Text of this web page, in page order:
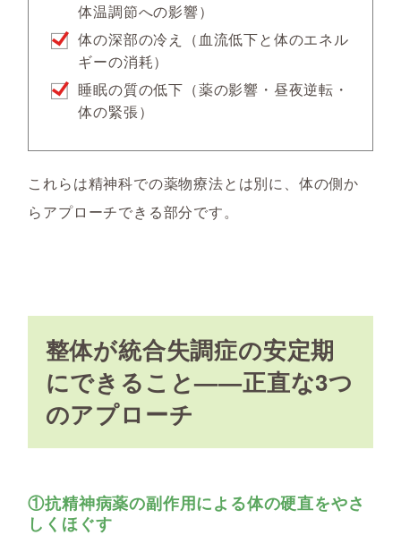
体温調節への影響）
体の深部の冷え（血流低下と体のエネル
ギーの消耗）
睡眠の質の低下（薬の影響・昼夜逆転・
体の緊張）
これらは精神科での薬物療法とは別に、体の側か
らアプローチできる部分です。
整体が統合失調症の安定期
にできること——正直な3つ
のアプローチ
①抗精神病薬の副作用による体の硬直をやさ
しくほぐす